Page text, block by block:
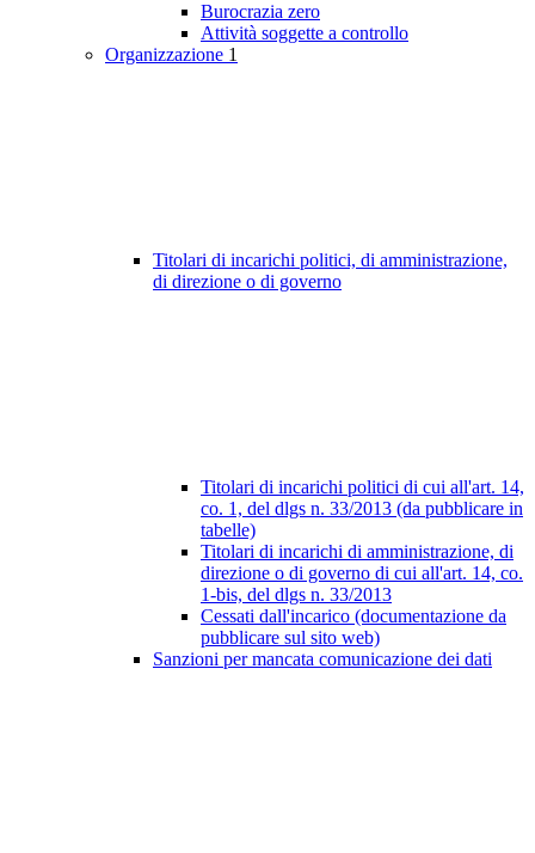
Burocrazia zero
Attività soggette a controllo
Organizzazione 1
Titolari di incarichi politici, di amministrazione,
di direzione o di governo
Titolari di incarichi politici di cui all'art. 14,
co. 1, del dlgs n. 33/2013 (da pubblicare in
tabelle)
Titolari di incarichi di amministrazione, di
direzione o di governo di cui all'art. 14, co.
1-bis, del dlgs n. 33/2013
Cessati dall'incarico (documentazione da
pubblicare sul sito web)
Sanzioni per mancata comunicazione dei dati